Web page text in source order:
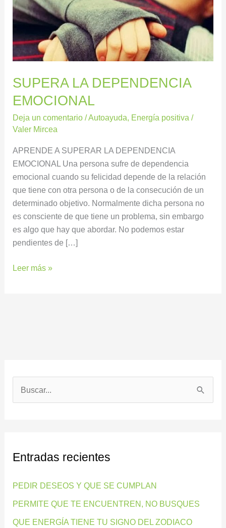
SUPERA LA DEPENDENCIA
EMOCIONAL
Deja un comentario /Autoayuda, Energía positiva /
Valer Mircea
APRENDE A SUPERAR LA DEPENDENCIA
EMOCIONAL Una persona sufre de dependencia
emocional cuando su felicidad depende de la relación
que tiene con otra persona o de la consecución de un
determinado objetivo. Normalmente dicha persona no
es consciente de que tiene un problema, sin embargo
es algo que hay que abordar. No podemos estar
pendientes de […]
Leer más »
a
p
o
r
Entradas recientes
PEDIR DESEOS Y QUE SE CUMPLAN
PERMITE QUE TE ENCUENTREN, NO BUSQUES
QUE ENERGÍA TIENE TU SIGNO DEL ZODIACO